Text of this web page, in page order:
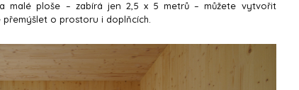
malé ploše – zabírá jen 2,5 x 5 metrů – můžete vytvořit
o prostoru i doplňcích.